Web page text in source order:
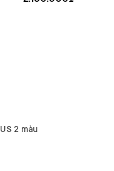
2 màu